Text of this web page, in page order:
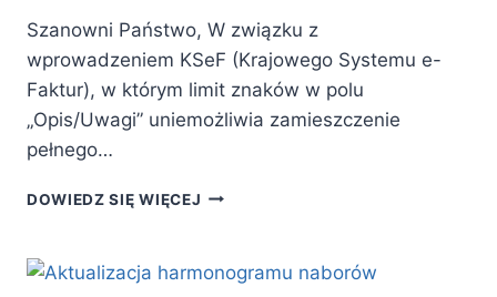
Szanowni Państwo, W związku z
wprowadzeniem KSeF (Krajowego Systemu e-
Faktur), w którym limit znaków w polu
„Opis/Uwagi” uniemożliwia zamieszczenie
pełnego…
DOWIEDZ SIĘ WIĘCEJ PRAWIDŁOWY
WPROWADZENIU